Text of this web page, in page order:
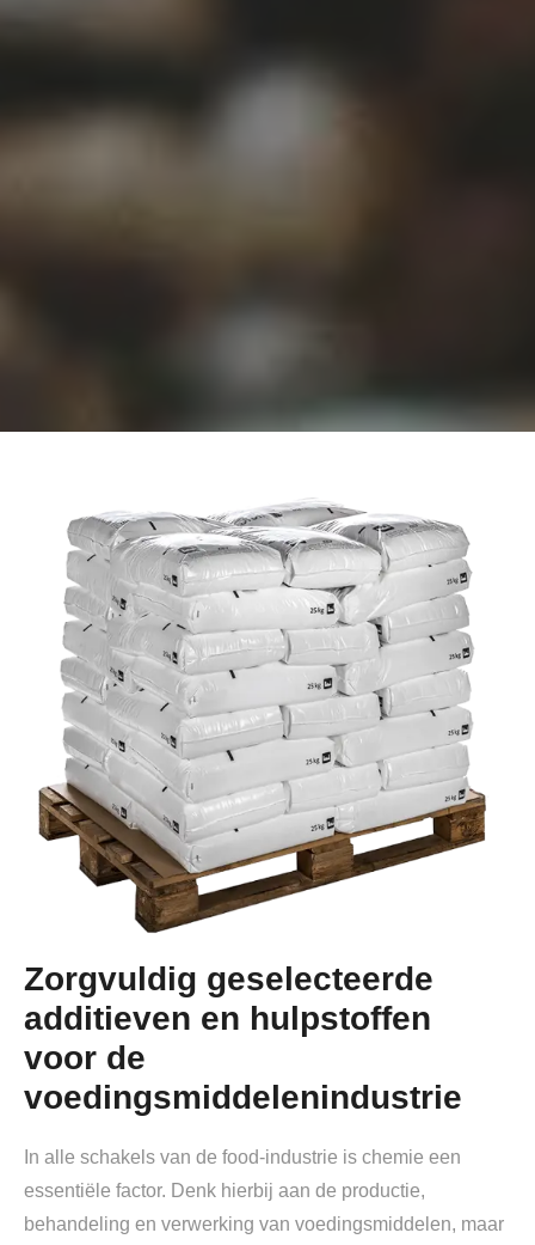
Zorgvuldig geselecteerde
additieven en hulpstoffen
voor de
voedingsmiddelenindustrie
In alle schakels van de food-industrie is chemie een
essentiële factor. Denk hierbij aan de productie,
behandeling en verwerking van voedingsmiddelen, maar